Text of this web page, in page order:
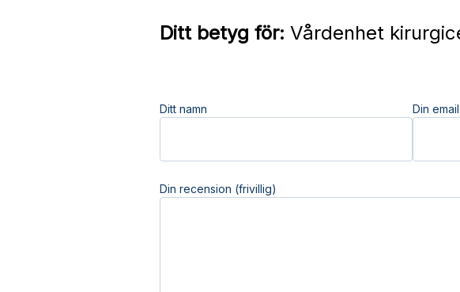
Ditt betyg för: Vårdenhet
Ditt namn Din
Din recension (frivillig)